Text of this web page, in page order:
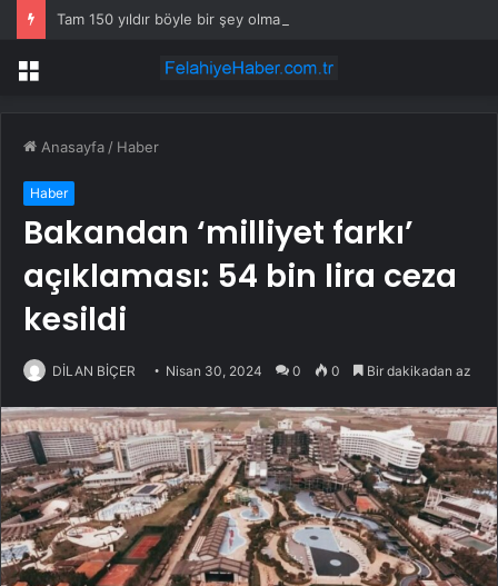
Menü
Anasayfa / Haber
Haber
Bakandan ‘milliyet farkı’
açıklaması: 54 bin lira ceza
kesildi
DİLAN BİÇER Nisan 30, 2024 0 0 Bir dakikadan az